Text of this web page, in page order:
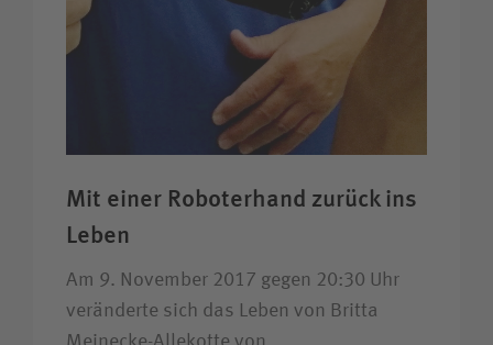
Mit einer Roboter­hand zurück ins
Leben
Am 9. November 2017 gegen 20:30 Uhr
veränderte sich das Leben von Britta